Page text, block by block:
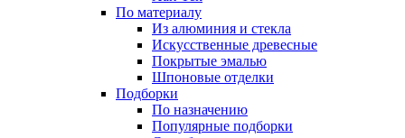
По материалу
Из алюминия и стекла
Искусственные древесные
Покрытые эмалью
Шпоновые отделки
Подборки
По назначению
Популярные подборки